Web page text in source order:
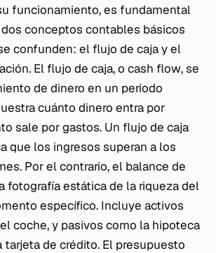
funcionamiento, es fundamental
conceptos contables básicos
confunden: el flujo de caja y el
El flujo de caja, o cash flow, se
de dinero en un periodo
cuánto dinero entra por
sale por gastos. Un flujo de caja
que los ingresos superan a los
Por el contrario, el balance de
fotografía estática de la riqueza del
específico. Incluye activos
coche, y pasivos como la hipoteca
tarjeta de crédito. El presupuesto